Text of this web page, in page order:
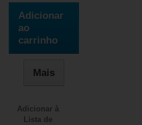
Adicionar
ao
carrinho
Mais
Adicionar à
Lista de